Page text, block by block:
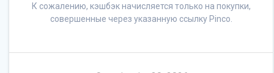
К сожалению, кэшбэк начисляется только на покупки,
совершенные через указанную ссылку Pinco.